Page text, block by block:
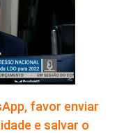
favor enviar
e salvar o